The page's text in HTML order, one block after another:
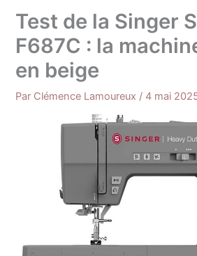
Test de la Singer
F687C : la
en beige
Par Clémence Lamoureux / 4 mai